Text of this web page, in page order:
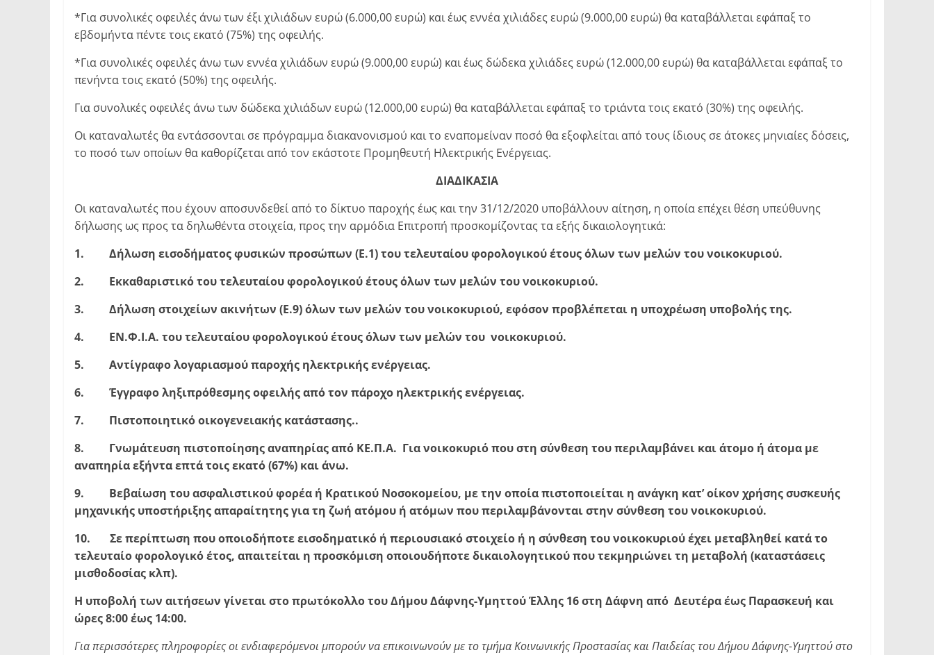
*Για συνολικές οφειλές άνω των έξι χιλιάδων ευρώ (6.000,00 ευρώ) και έως εννέα χιλιάδες ευρώ (9.000,00 ευρώ) θα καταβάλλεται εφάπαξ το
εβδομήντα πέντε τοις εκατό (75%) της οφειλής.
*Για συνολικές οφειλές άνω των εννέα χιλιάδων ευρώ (9.000,00 ευρώ) και έως δώδεκα χιλιάδες ευρώ (12.000,00 ευρώ) θα καταβάλλεται εφάπαξ το
πενήντα τοις εκατό (50%) της οφειλής.
Για συνολικές οφειλές άνω των δώδεκα χιλιάδων ευρώ (12.000,00 ευρώ) θα καταβάλλεται εφάπαξ το τριάντα τοις εκατό (30%) της οφειλής.
Οι καταναλωτές θα εντάσσονται σε πρόγραμμα διακανονισμού και το εναπομείναν ποσό θα εξοφλείται από τους ίδιους σε άτοκες μηνιαίες δόσεις,
το ποσό των οποίων θα καθορίζεται από τον εκάστοτε Προμηθευτή Ηλεκτρικής Ενέργειας.
ΔΙΑΔΙΚΑΣΙΑ
Οι καταναλωτές που έχουν αποσυνδεθεί από το δίκτυο παροχής έως και την 31/12/2020 υποβάλλουν αίτηση, η οποία επέχει θέση υπεύθυνης
δήλωσης ως προς τα δηλωθέντα στοιχεία, προς την αρμόδια Επιτροπή προσκομίζοντας τα εξής δικαιολογητικά:
1. Δήλωση εισοδήματος φυσικών προσώπων (Ε.1) του τελευταίου φορολογικού έτους όλων των μελών του νοικοκυριού.
2. Εκκαθαριστικό του τελευταίου φορολογικού έτους όλων των μελών του νοικοκυριού.
3. Δήλωση στοιχείων ακινήτων (Ε.9) όλων των μελών του νοικοκυριού, εφόσον προβλέπεται η υποχρέωση υποβολής της.
4. ΕΝ.Φ.Ι.Α. του τελευταίου φορολογικού έτους όλων των μελών του νοικοκυριού.
5. Αντίγραφο λογαριασμού παροχής ηλεκτρικής ενέργειας.
6. Έγγραφο ληξιπρόθεσμης οφειλής από τον πάροχο ηλεκτρικής ενέργειας.
7. Πιστοποιητικό οικογενειακής κατάστασης..
8. Γνωμάτευση πιστοποίησης αναπηρίας από ΚΕ.Π.Α. Για νοικοκυριό που στη σύνθεση του περιλαμβάνει και άτομο ή άτομα με
αναπηρία εξήντα επτά τοις εκατό (67%) και άνω.
9. Βεβαίωση του ασφαλιστικού φορέα ή Κρατικού Νοσοκομείου, με την οποία πιστοποιείται η ανάγκη κατ’ οίκον χρήσης συσκευής
μηχανικής υποστήριξης απαραίτητης για τη ζωή ατόμου ή ατόμων που περιλαμβάνονται στην σύνθεση του νοικοκυριού.
10. Σε περίπτωση που οποιοδήποτε εισοδηματικό ή περιουσιακό στοιχείο ή η σύνθεση του νοικοκυριού έχει μεταβληθεί κατά το
τελευταίο φορολογικό έτος, απαιτείται η προσκόμιση οποιουδήποτε δικαιολογητικού που τεκμηριώνει τη μεταβολή (καταστάσεις
μισθοδοσίας κλπ).
Η υποβολή των αιτήσεων γίνεται στο πρωτόκολλο του Δήμου Δάφνης-Υμηττού Έλλης 16 στη Δάφνη από Δευτέρα έως Παρασκευή και
ώρες 8:00 έως 14:00.
Για περισσότερες πληροφορίες οι ενδιαφερόμενοι μπορούν να επικοινωνούν με το τμήμα Κοινωνικής Προστασίας και Παιδείας του Δήμου Δάφνης-Υμηττού στο